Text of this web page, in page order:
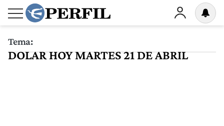
Tema:
DOLAR HOY MARTES 21 DE ABRIL